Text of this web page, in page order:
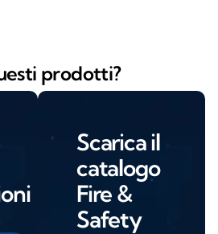
prodotti?
Scarica il
catalogo
Fire &
Safety